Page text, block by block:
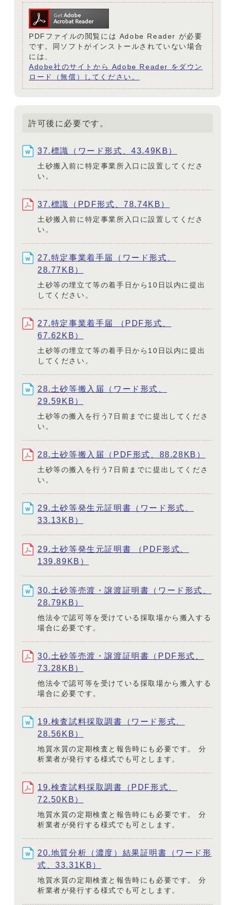
PDFファイルの閲覧には Adobe Reader が必要
です。同ソフトがインストールされていない場合
には、
Adobe社のサイトから Adobe Reader をダウン
ロード（無償）してください。
許可後に必要です。
37.標識（ワード形式、43.49KB）
土砂搬入前に特定事業所入口に設置してくださ
い。
37.標識（PDF形式、78.74KB）
土砂搬入前に特定事業所入口に設置してくださ
い。
27.特定事業着手届（ワード形式、
28.77KB）
土砂等の埋立て等の着手日から10日以内に提出
してください。
27.特定事業着手届 （PDF形式、
67.62KB）
土砂等の埋立て等の着手日から10日以内に提出
してください。
28.土砂等搬入届（ワード形式、
29.59KB）
土砂等の搬入を行う7日前までに提出してくださ
い。
28.土砂等搬入届（PDF形式、88.28KB）
土砂等の搬入を行う7日前までに提出してくださ
い。
29.土砂等発生元証明書（ワード形式、
33.13KB）
29.土砂等発生元証明書 （PDF形式、
139.89KB）
30.土砂等売渡・譲渡証明書（ワード形式、
28.79KB）
他法令で認可等を受けている採取場から搬入する
場合に必要です。
30.土砂等売渡・譲渡証明書（PDF形式、
73.28KB）
他法令で認可等を受けている採取場から搬入する
場合に必要です。
19.検査試料採取調書（ワード形式、
28.56KB）
地質水質の定期検査と報告時にも必要です。 分
析業者が発行する様式でも可とします。
19.検査試料採取調書（PDF形式、
72.50KB）
地質水質の定期検査と報告時にも必要です。 分
析業者が発行する様式でも可とします。
20.地質分析（濃度）結果証明書（ワード形
式、33.31KB）
地質水質の定期検査と報告時にも必要です。 分
析業者が発行する様式でも可とします。